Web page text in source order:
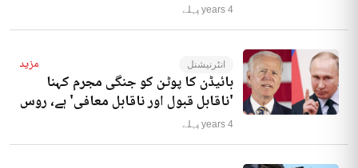
4 years پہلے
انٹرنیشنل مزید
بائیڈن کا پوٹن کو جنگی مجرم کہنا
'ناقابل قبول اور ناقابل معافی' ہے، روس
4 years پہلے